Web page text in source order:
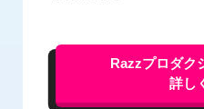
Razzプロダク
詳し